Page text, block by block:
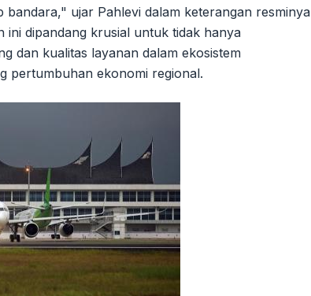
bandara," ujar Pahlevi dalam keterangan resminya
ini dipandang krusial untuk tidak hanya
dan kualitas layanan dalam ekosistem
pertumbuhan ekonomi regional.